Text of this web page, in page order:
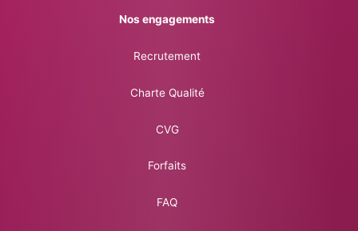
Nos engagements
Recrutement
Charte Qualité
CVG
Forfaits
FAQ